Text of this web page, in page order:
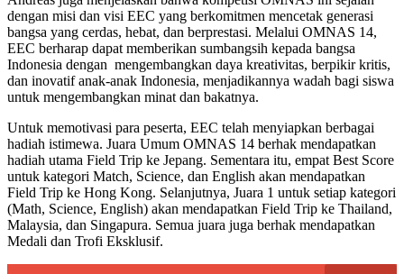
dengan misi dan visi EEC yang berkomitmen mencetak generasi
bangsa yang cerdas, hebat, dan berprestasi. Melalui OMNAS 14,
EEC berharap dapat memberikan sumbangsih kepada bangsa
Indonesia dengan mengembangkan daya kreativitas, berpikir kritis,
dan inovatif anak-anak Indonesia, menjadikannya wadah bagi siswa
untuk mengembangkan minat dan bakatnya.
Untuk memotivasi para peserta, EEC telah menyiapkan berbagai
hadiah istimewa. Juara Umum OMNAS 14 berhak mendapatkan
hadiah utama Field Trip ke Jepang. Sementara itu, empat Best Score
untuk kategori Match, Science, dan English akan mendapatkan
Field Trip ke Hong Kong. Selanjutnya, Juara 1 untuk setiap kategori
(Math, Science, English) akan mendapatkan Field Trip ke Thailand,
Malaysia, dan Singapura. Semua juara juga berhak mendapatkan
Medali dan Trofi Eksklusif.